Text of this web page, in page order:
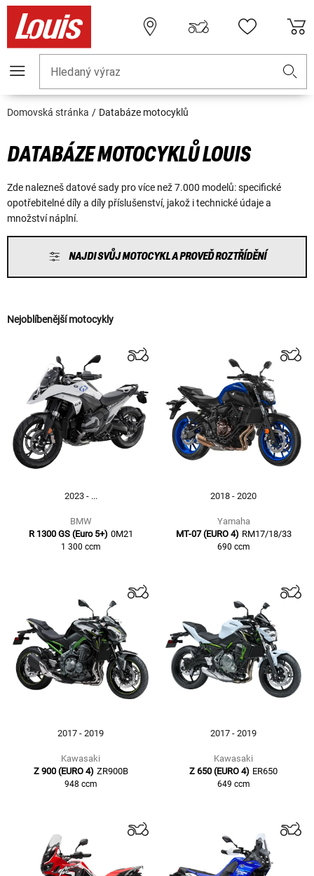
Hledaný výraz
Domovská stránka Databáze motocyklů
DATABÁZE MOTOCYKLŮ LOUIS
Zde nalezneš datové sady pro více než 7.000 modelů: specifické
opotřebitelné díly a díly příslušenství, jakož i technické údaje a
množství náplní.
NAJDI SVŮJ MOTOCYKL A PROVEĎ ROZTŘÍDĚNÍ
Nejoblíbenější motocykly
2023 - ...
BMW
R 1300 GS (Euro 5+) 0M21
1 300 ccm
2018 - 2020
Yamaha
MT-07 (EURO 4) RM17/18/33
690 ccm
2017 - 2019
Kawasaki
Z 900 (EURO 4) ZR900B
948 ccm
2017 - 2019
Kawasaki
Z 650 (EURO 4) ER650
649 ccm